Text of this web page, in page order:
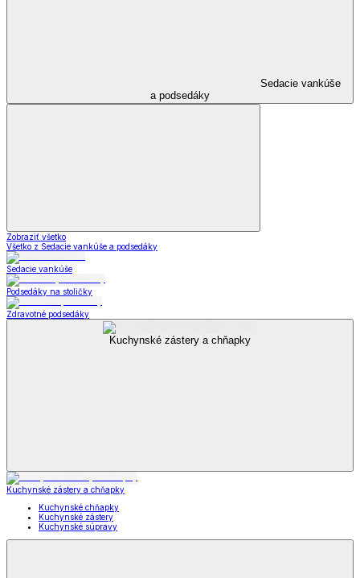
Sedacie vankúše
a podsedáky
Zobraziť všetko
Všetko z Sedacie vankúše a podsedáky
Sedacie vankúše
Podsedáky na stoličky
Zdravotné podsedáky
Kuchynské zástery a chňapky
Kuchynské zástery a chňapky
Kuchynské chňapky
Kuchynské zástery
Kuchynské súpravy